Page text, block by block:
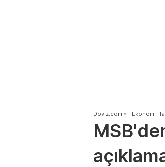
Doviz.com » Ekonomi